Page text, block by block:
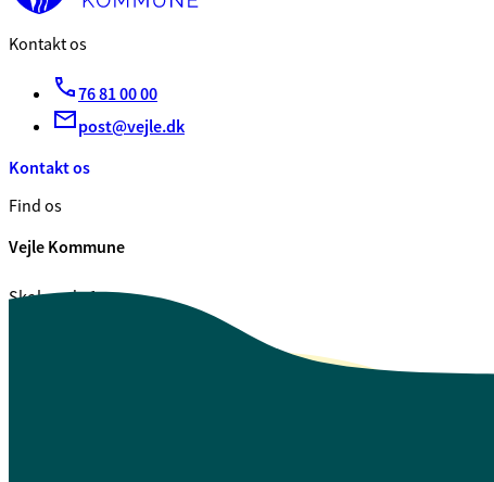
Kontakt os
76 81 00 00
post@vejle.dk
Kontakt os
Find os
Vejle Kommune
Skolegade 1